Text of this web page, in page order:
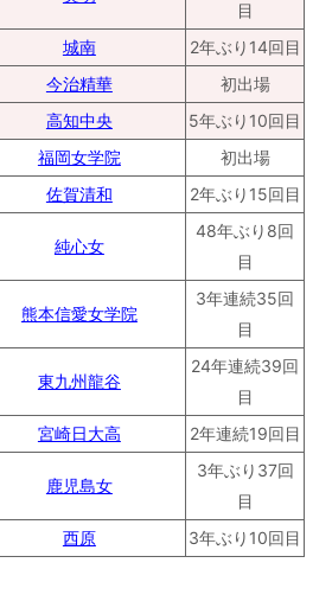
目
城南
2年ぶり14回目
今治精華
初出場
高知中央 5年ぶり10回目
福岡女学院
初出場
佐賀清和 2年ぶり15回目
純心女
48年ぶり8回
目
熊本信愛女学院
3年連続35回
目
東九州龍谷
24年連続39回
目
宮崎日大高 2年連続19回目
鹿児島女
3年ぶり37回
目
西原 3年ぶり10回目